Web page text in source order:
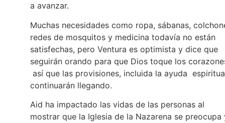
a avanzar.
Muchas necesidades como ropa, sábanas,
redes de mosquitos y medicina todavía no están
satisfechas, pero Ventura es optimista y dice que
seguirán orando para que Dios toque los
así que las provisiones, incluida la ayuda
continuarán llegando.
Aid ha impactado las vidas de las personas al
mostrar que la Iglesia de la Nazarena se preocupa